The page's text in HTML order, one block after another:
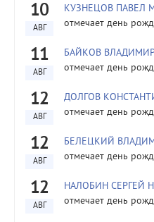
10
АВГ
КУЗНЕЦОВ ПАВЕЛ
отмечает день
11
АВГ
БАЙКОВ
отмечает день
12
АВГ
ДОЛГОВ
отмечает день
12
АВГ
БЕЛЕЦКИЙ
отмечает день
12
АВГ
НАЛОБИН СЕРГЕЙ
отмечает день